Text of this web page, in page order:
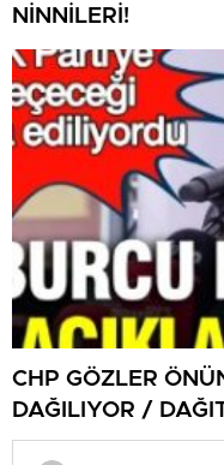
NİNNİLERİ!
CHP GÖZLER
DAĞILIYOR /